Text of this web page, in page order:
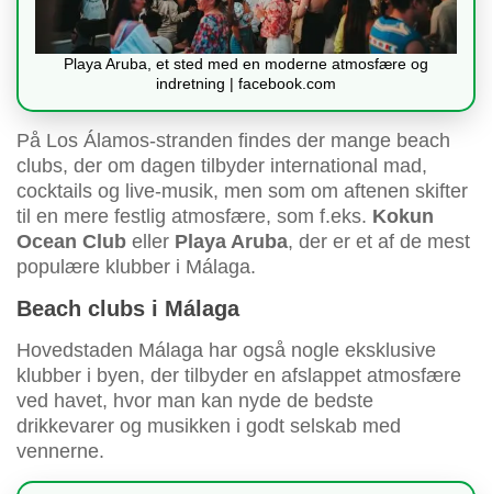
Playa Aruba, et sted med en moderne atmosfære og
indretning | facebook.com
På Los Álamos-stranden findes der mange beach
clubs, der om dagen tilbyder international mad,
cocktails og live-musik, men som om aftenen skifter
til en mere festlig atmosfære, som f.eks. Kokun
Ocean Club eller Playa Aruba, der er et af de mest
populære klubber i Málaga.
Beach clubs i Málaga
Hovedstaden Málaga har også nogle eksklusive
klubber i byen, der tilbyder en afslappet atmosfære
ved havet, hvor man kan nyde de bedste
drikkevarer og musikken i godt selskab med
vennerne.